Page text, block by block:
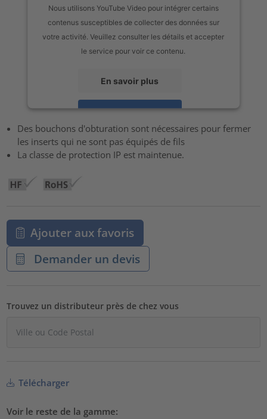
Nous utilisons YouTube Video pour intégrer certains
contenus susceptibles de collecter des données sur
votre activité. Veuillez consulter les détails et accepter
le service pour voir ce contenu.
En savoir plus
Accepter
powered byUsercentrics Consent Management Platform
Des bouchons d'obturation sont nécessaires pour fermer
les inserts qui ne sont pas équipés de fils
La classe de protection IP est maintenue.
Ajouter aux favoris
Demander un devis
Trouvez un distributeur près de chez vous
Télécharger
Voir le reste de la gamme: